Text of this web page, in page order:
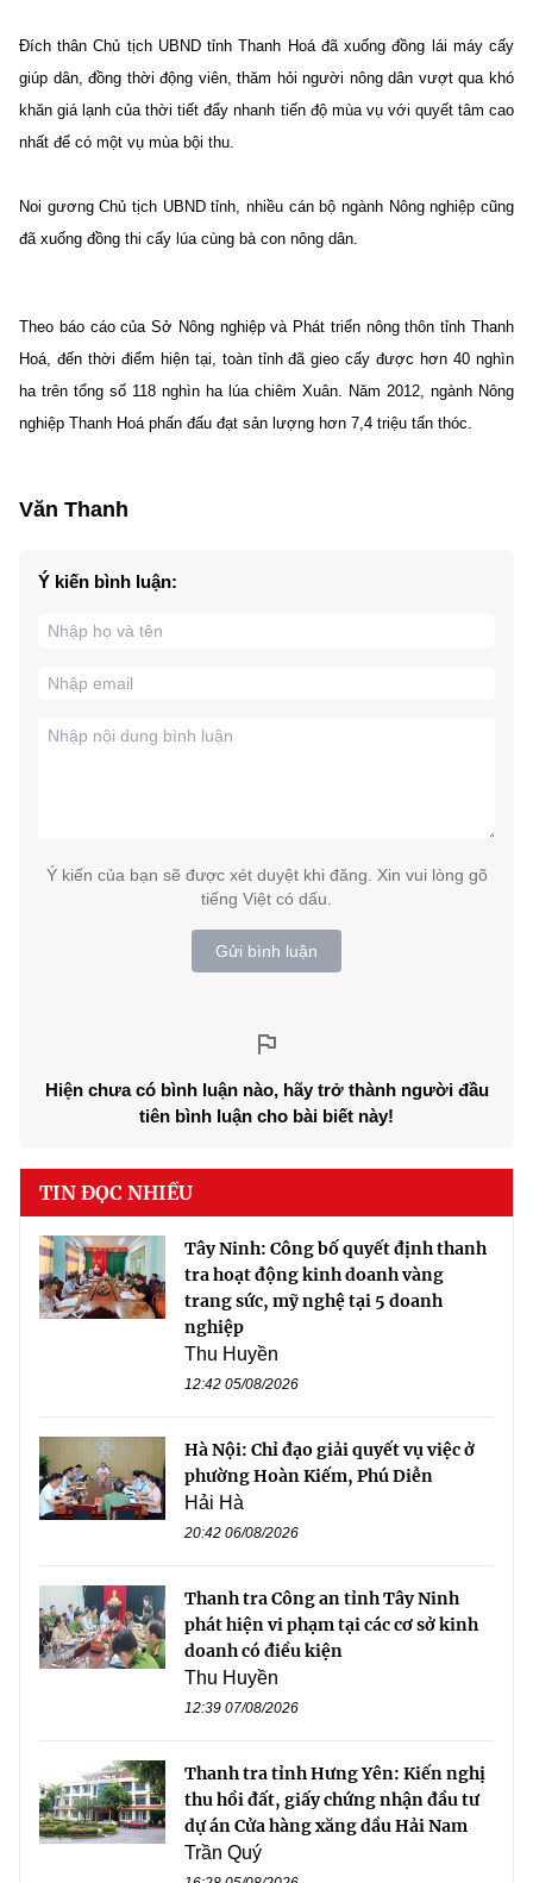
Đích thân Chủ tịch UBND tỉnh Thanh Hoá đã xuống đồng lái máy cấy
giúp dân, đồng thời động viên, thăm hỏi người nông dân vượt qua khó
khăn giá lạnh của thời tiết đẩy nhanh tiến độ mùa vụ với quyết tâm cao
nhất để có một vụ mùa bội thu.
Noi gương Chủ tịch UBND tỉnh, nhiều cán bộ ngành Nông nghiệp cũng
đã xuống đồng thi cấy lúa cùng bà con nông dân.
Theo báo cáo của Sở Nông nghiệp và Phát triển nông thôn tỉnh Thanh
Hoá, đến thời điểm hiện tại, toàn tỉnh đã gieo cấy được hơn 40 nghìn
ha trên tổng số 118 nghìn ha lúa chiêm Xuân. Năm 2012, ngành Nông
nghiệp Thanh Hoá phấn đấu đạt sản lượng hơn 7,4 triệu tấn thóc.
Văn Thanh
Ý kiến bình luận:
Ý kiến của bạn sẽ được xét duyệt khi đăng. Xin vui lòng gõ
tiếng Việt có dấu.
Gửi bình luận
Hiện chưa có bình luận nào, hãy trở thành người đầu
tiên bình luận cho bài biết này!
TIN ĐỌC NHIỀU
Tây Ninh: Công bố quyết định thanh
tra hoạt động kinh doanh vàng
trang sức, mỹ nghệ tại 5 doanh
nghiệp
Thu Huyền
12:42 05/08/2026
Hà Nội: Chỉ đạo giải quyết vụ việc ở
phường Hoàn Kiếm, Phú Diễn
Hải Hà
20:42 06/08/2026
Thanh tra Công an tỉnh Tây Ninh
phát hiện vi phạm tại các cơ sở kinh
doanh có điều kiện
Thu Huyền
12:39 07/08/2026
Thanh tra tỉnh Hưng Yên: Kiến nghị
thu hồi đất, giấy chứng nhận đầu tư
dự án Cửa hàng xăng dầu Hải Nam
Trần Quý